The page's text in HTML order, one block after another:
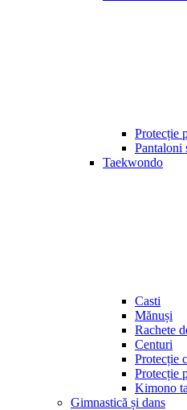
Protecție
Pantaloni
Taekwondo
Casti
Mănuși
Rachete
Centuri
Protecție
Protecție
Kimono
Gimnastică și dans